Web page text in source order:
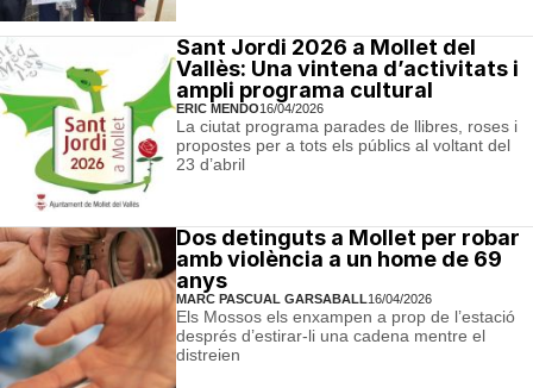
Sant Jordi 2026 a Mollet del
Vallès: Una vintena d’activitats i
ampli programa cultural
ERIC MENDO16/04/2026
La ciutat programa parades de llibres, roses i
propostes per a tots els públics al voltant del
23 d’abril
Dos detinguts a Mollet per robar
amb violència a un home de 69
anys
MARC PASCUAL GARSABALL16/04/2026
Els Mossos els enxampen a prop de l’estació
després d’estirar-li una cadena mentre el
distreien